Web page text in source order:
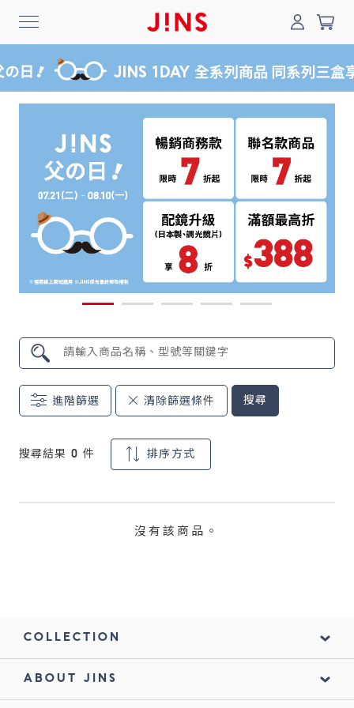
登入/註冊 門市一覽 我的最愛
最新消息
News
商品系列
Online Shop
鏡片說明
Lens
0
搜尋
進階篩選 清除篩選條件 搜尋
搜尋結果 0 件 排序方式
沒有該商品。
COLLECTION
ABOUT JINS